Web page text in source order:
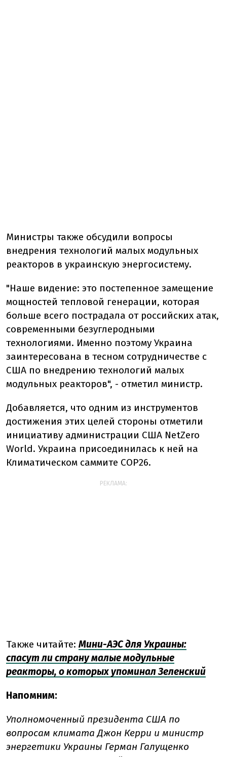
Министры также обсудили вопросы
внедрения технологий малых модульных
реакторов в украинскую энергосистему.
"Наше видение: это постепенное замещение
мощностей тепловой генерации, которая
больше всего пострадала от российских атак,
современными безуглеродными
технологиями. Именно поэтому Украина
заинтересована в тесном сотрудничестве с
США по внедрению технологий малых
модульных реакторов", - отметил министр.
Добавляется, что одним из инструментов
достижения этих целей стороны отметили
инициативу администрации США NetZero
World. Украина присоединилась к ней на
Климатическом саммите COP26.
РЕКЛАМА:
Также читайте: Мини-АЭС для Украины:
спасут ли страну малые модульные
реакторы, о которых упоминал Зеленский
Напомним:
Уполномоченный президента США по
вопросам климата Джон Керри и министр
энергетики Украины Герман Галущенко